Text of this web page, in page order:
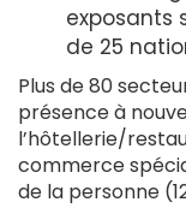
exposants
de 25
Plus de 80
présence à
l’hôtellerie/
commerce
de la personne